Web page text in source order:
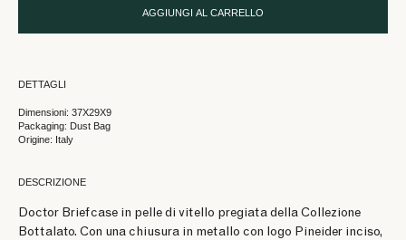
AGGIUNGI AL CARRELLO
DETTAGLI
Dimensioni: 37X29X9
Packaging: Dust Bag
Origine: Italy
DESCRIZIONE
Doctor Briefcase in pelle di vitello pregiata della Collezione
Bottalato. Con una chiusura in metallo con logo Pineider inciso,